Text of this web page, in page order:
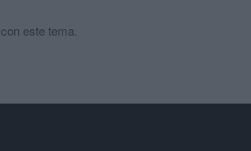
este tema.